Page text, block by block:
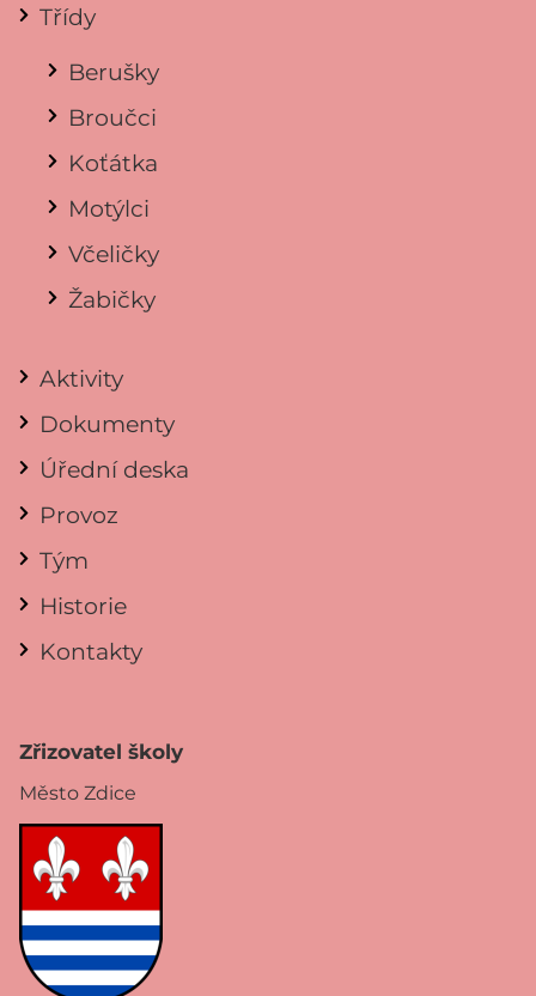
Třídy
Berušky
Broučci
Koťátka
Motýlci
Včeličky
Žabičky
Aktivity
Dokumenty
Úřední deska
Provoz
Tým
Historie
Kontakty
Zřizovatel školy
Město Zdice